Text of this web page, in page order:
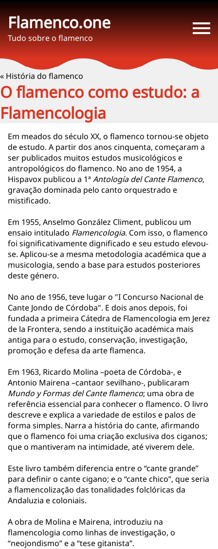
Flamenco.one
Tudo sobre o flamenco
« História do flamenco
O flamenco como estudo: a
Flamencologia
Em meados do século XX, o flamenco tornou-se objeto
de estudo. A partir dos anos cinquenta, começaram a
ser publicados muitos estudos musicológicos e
antropológicos do flamenco. No ano de 1954, a
Hispavox publicou a 1ª Antología del Cante Flamenco,
gravação dominada pelo canto orquestrado e
mistificado.
Em 1955, Anselmo González Climent, publicou um
ensaio intitulado Flamencologia. Com isso, o flamenco
foi significativamente dignificado e seu estudo elevou-
se. Aplicou-se a mesma metodologia académica que a
musicologia, sendo a base para estudos posteriores
deste género.
No ano de 1956, teve lugar o "I Concurso Nacional de
Cante Jondo de Córdoba". E dois anos depois, foi
fundada a primeira Cátedra de Flamencologia em Jerez
de la Frontera, sendo a instituição académica mais
antiga para o estudo, conservação, investigação,
promoção e defesa da arte flamenca.
Em 1963, Ricardo Molina –poeta de Córdoba-, e
Antonio Mairena –cantaor sevilhano-, publicaram
Mundo y Formas del Cante flamenco; uma obra de
referência essencial para conhecer o flamenco. O livro
descreve e explica a variedade de estilos e palos de
forma simples. Narra a história do cante, afirmando
que o flamenco foi uma criação exclusiva dos ciganos;
que o mantiveram na intimidade, até viverem dele.
Este livro também diferencia entre o “cante grande”
para definir o cante cigano; e o “cante chico”, que seria
a flamencolização das tonalidades folclóricas da
Andaluzia e coloniais.
A obra de Molina e Mairena, introduziu na
flamencologia como linhas de investigação, o
“neojondismo” e a “tese gitanista”.